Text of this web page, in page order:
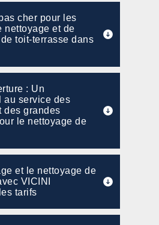
cher pour les
nettoyage et de
toit-terrasse dans
: Un
au service des
des grandes
le nettoyage de
et le nettoyage de
VICINI
tarifs